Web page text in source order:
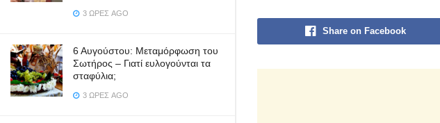
3 ΏΡΕΣ AGO
6 Αυγούστου: Μεταμόρφωση του
Σωτήρος – Γιατί ευλογούνται τα
σταφύλια;
3 ΏΡΕΣ AGO
Share on Facebook